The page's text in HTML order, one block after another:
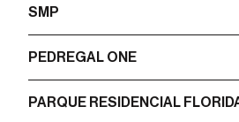
SMP
PEDREGAL ONE
PARQUE RESIDENCIAL